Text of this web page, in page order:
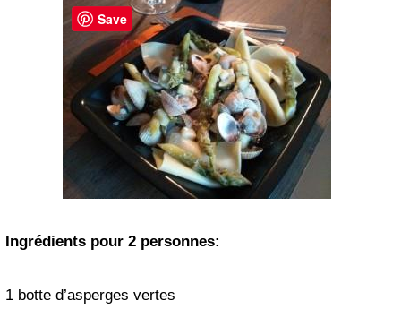
Ingrédients pour 2 personnes:
1 botte d’asperges vertes
Save